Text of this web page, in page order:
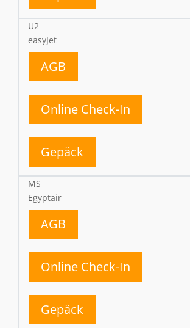
U2
easyJet
AGB
Online Check-In
Gepäck
MS
Egyptair
AGB
Online Check-In
Gepäck